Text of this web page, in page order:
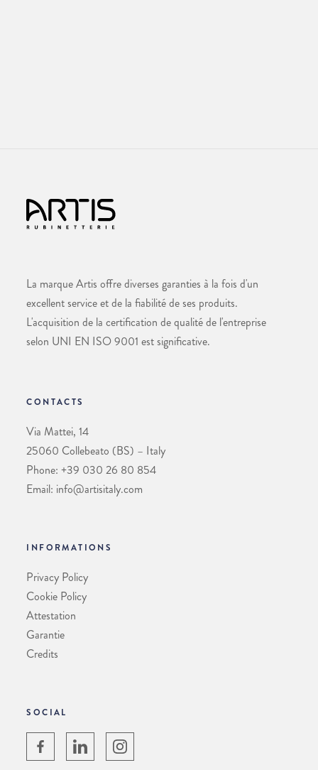
La marque Artis offre diverses garanties à la fois d'un
excellent service et de la fiabilité de ses produits.
L'acquisition de la certification de qualité de l'entreprise
selon UNI EN ISO 9001 est significative.
CONTACTS
Via Mattei, 14
25060 Collebeato (BS) – Italy
Phone: +39 030 26 80 854
Email: info@artisitaly.com
INFORMATIONS
Privacy Policy
Cookie Policy
Attestation
Garantie
Credits
SOCIAL